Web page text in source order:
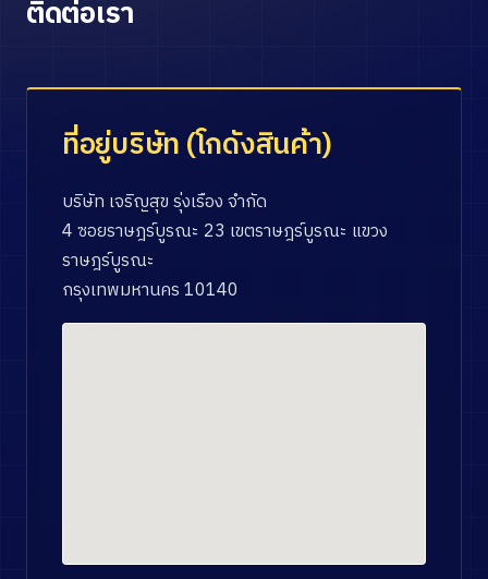
ติดต่อเรา
ที่อยู่บริษัท (โกดังสินค้า)
บริษัท เจริญสุข รุ่งเรือง จำกัด
4 ซอยราษฎร์บูรณะ 23 เขตราษฎร์บูรณะ แขวง
ราษฎร์บูรณะ
กรุงเทพมหานคร 10140